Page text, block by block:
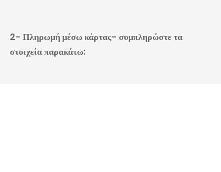
2- Πληρωμή μέσω κάρτας- συμπληρώστε τα
στοιχεία παρακάτω: